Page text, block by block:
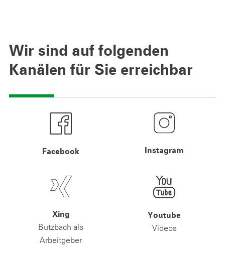
Wir sind auf folgenden
Kanälen für Sie erreichbar
Facebook Instagram
Xing
Butzbach als
Arbeitgeber
Youtube
Videos